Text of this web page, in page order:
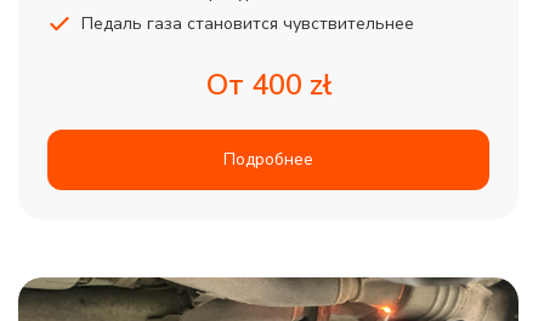
Педаль газа становится чувствительнее
От 400 zł
Подробнее